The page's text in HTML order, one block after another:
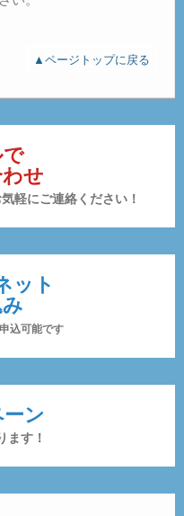
で
せ
軽にご連絡ください！
ット
込可能です
ン
ます！
▲ページトップに戻る